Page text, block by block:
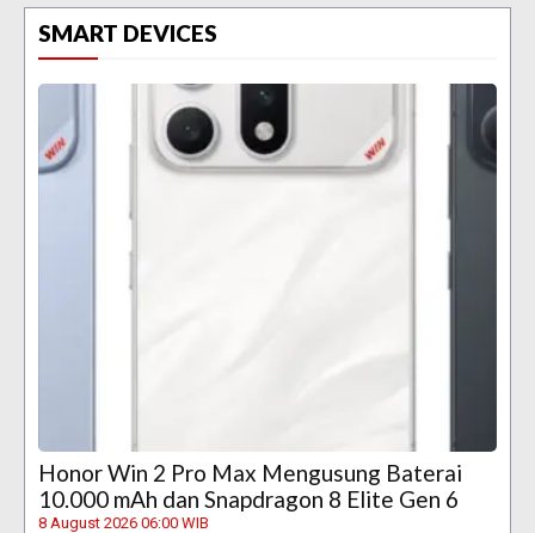
SMART DEVICES
Honor Win 2 Pro Max Mengusung Baterai
10.000 mAh dan Snapdragon 8 Elite Gen 6
8 August 2026 06:00 WIB